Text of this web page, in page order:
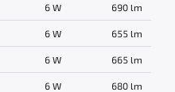
6 W 690 lm
6 W 655 lm
6 W 665 lm
6 W 680 lm